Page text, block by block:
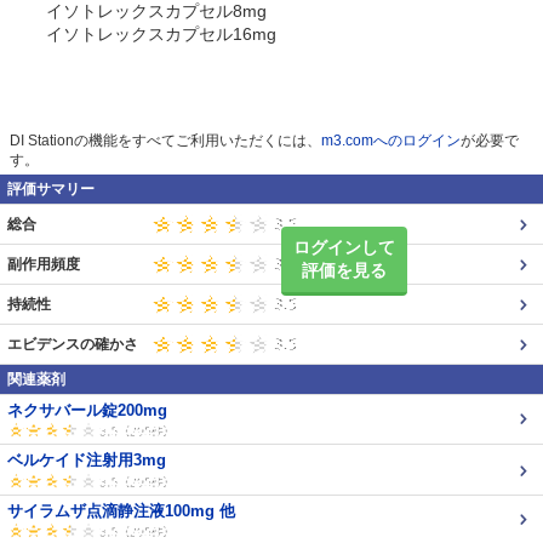
イソトレックスカプセル8mg
イソトレックスカプセル16mg
DI Stationの機能をすべてご利用いただくには、 m3.comへのログインが必要で
す。
評価サマリー
ログインして
評価を見る
総合
副作用頻度
持続性
エビデンスの確かさ
関連薬剤
ネクサバール錠200mg
ベルケイド注射用3mg
サイラムザ点滴静注液100mg 他